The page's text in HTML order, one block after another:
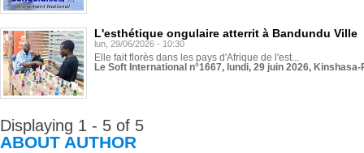
L'esthétique ongulaire atterrit à Bandundu Ville
lun, 29/06/2026 - 10:30
Elle fait florès dans les pays d'Afrique de l'est...
Le Soft International n°1667, lundi, 29 juin 2026,
Displaying 1 - 5 of 5
ABOUT AUTHOR